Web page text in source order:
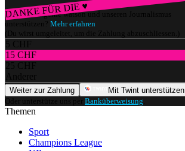
DANKE FÜR DIE ♥
Würdest du gerne watson und unseren Journalismus
unterstützen? Mehr erfahren
(Du wirst umgeleitet, um die Zahlung abzuschliessen.)
5 CHF
15 CHF
25 CHF
Anderer
Weiter zur Zahlung
Mit Twint unterstützen
Oder unterstütze uns per Banküberweisung
Themen
Sport
Champions League